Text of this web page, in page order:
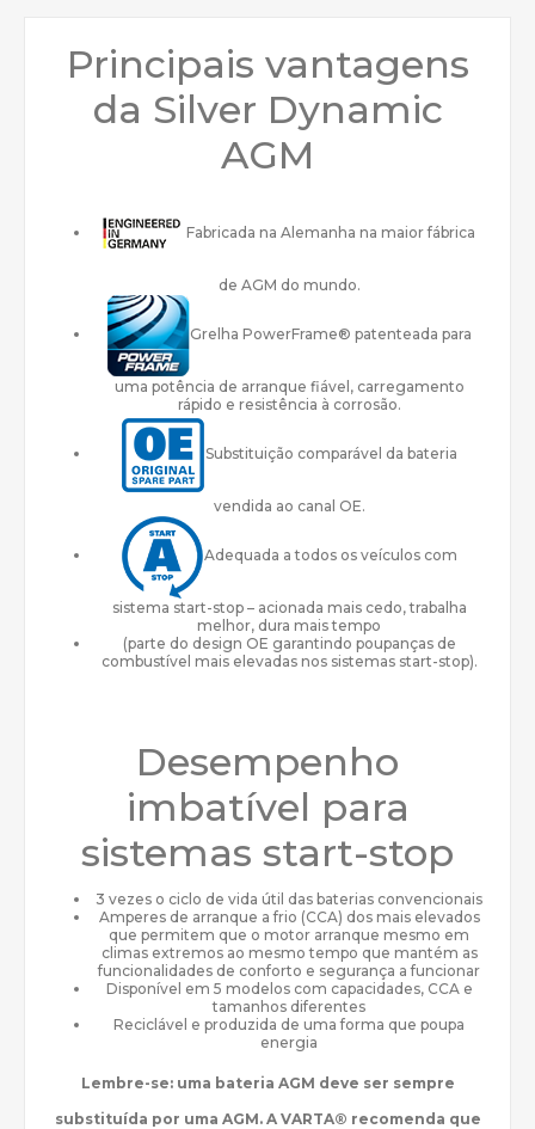
Principais vantagens
da Silver Dynamic
AGM
Fabricada na Alemanha na maior fábrica
de AGM do mundo.
Grelha PowerFrame® patenteada para
uma potência de arranque fiável, carregamento
rápido e resistência à corrosão.
Substituição comparável da bateria
vendida ao canal OE.
Adequada a todos os veículos com
sistema start-stop – acionada mais cedo, trabalha
melhor, dura mais tempo
(parte do design OE garantindo poupanças de
combustível mais elevadas nos sistemas start-stop).
Desempenho
imbatível para
sistemas start-stop
3 vezes o ciclo de vida útil das baterias convencionais
Amperes de arranque a frio (CCA) dos mais elevados
que permitem que o motor arranque mesmo em
climas extremos ao mesmo tempo que mantém as
funcionalidades de conforto e segurança a funcionar
Disponível em 5 modelos com capacidades, CCA e
tamanhos diferentes
Reciclável e produzida de uma forma que poupa
energia
Lembre-se: uma bateria AGM deve ser sempre
substituída por uma AGM. A VARTA® recomenda que